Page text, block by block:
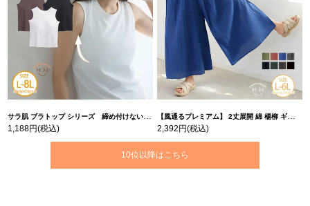
サラ肌 ブラトップ シリーズ 締め付けない リブ タンクトップ | 大きいサイズの通販ならハッピーマリリン
1,188円(税込)
【風通るプレミアム】 2丈展開 綿 楊柳 ギャザー フレア スカンツ 【ウェストゴム】 | 大きいサイズの通販ならハッピーマリリン
2,392円(税込)
10位以降はこちら